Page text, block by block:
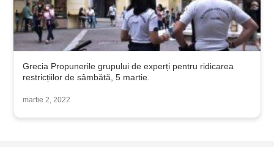
Grecia Propunerile grupului de experți pentru ridicarea
restricțiilor de sâmbătă, 5 martie.
martie 2, 2022